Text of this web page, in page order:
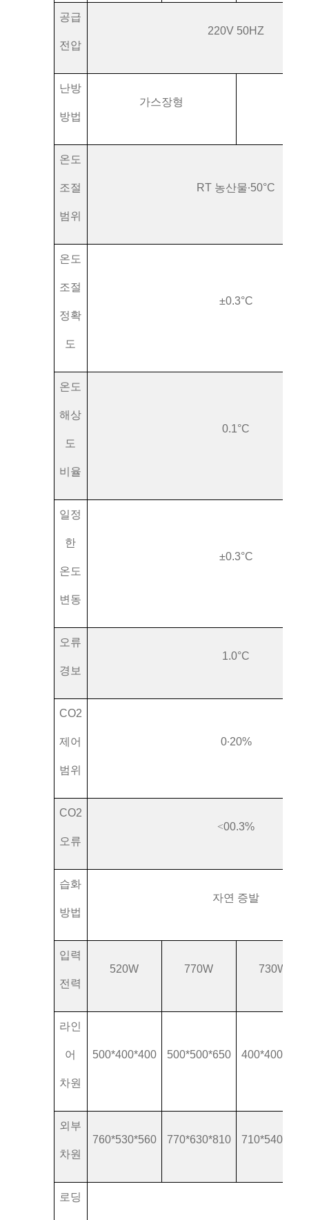
공급
전압
220V 50HZ
난방
방법
가스장형
온도
조절
범위
RT 농산물∙50°C
온도
조절
정확
도
±0.3°C
온도
해상
도
비율
0.1°C
일정
한
온도
변동
±0.3°C
오류
경보
1.0°C
CO2
제어
범위
0∙20%
CO2
오류
<00.3%
습화
방법
자연 증발
입력
전력
520W 770W 730W
라인
어
차원
500*400*400 500*500*650 400*400*500
외부
차원
760*530*560 770*630*810 710*540*720
로딩